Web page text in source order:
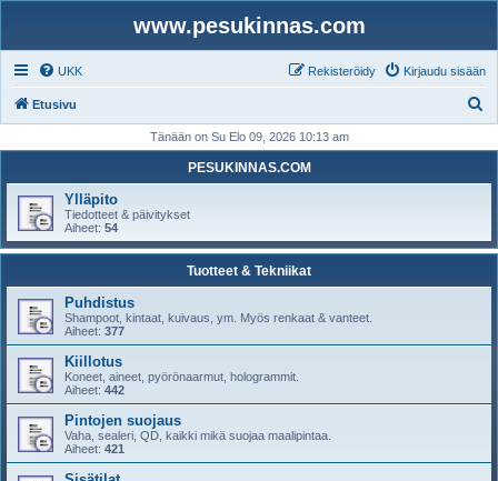
www.pesukinnas.com
UKK Kirjaudu sisään
Rekisteröidy
Etusivu
i
Tänään on Su Elo 09, 2026 10:13 am
PESUKINNAS.COM
Ylläpito
Tiedotteet & päivitykset
Aiheet: 54
Tuotteet & Tekniikat
Puhdistus
Shampoot, kintaat, kuivaus, ym. Myös renkaat & vanteet.
Aiheet: 377
Kiillotus
Koneet, aineet, pyörönaarmut, hologrammit.
Aiheet: 442
Pintojen suojaus
Vaha, sealeri, QD, kaikki mikä suojaa maalipintaa.
Aiheet: 421